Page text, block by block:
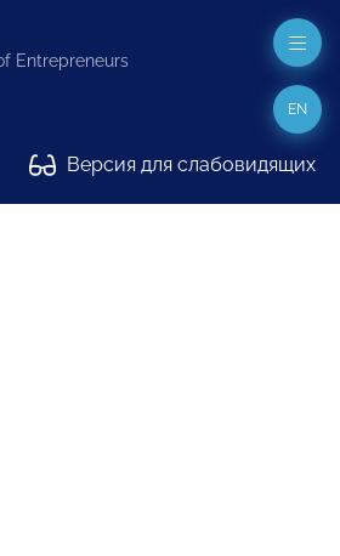
Entrepreneurs
Версия для слабовидящих
EN